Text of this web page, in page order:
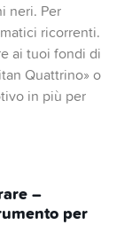
neri. Per
ricorrenti.
ai tuoi fondi di
Quattrino» o
in più per
–
per